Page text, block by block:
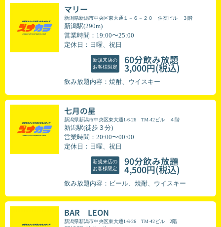
マリー
新潟県新潟市中央区東大通１－６－２０ 住友ビル ３階
新潟駅(290m)
営業時間：19:00〜25:00
定休日：日曜、祝日
新規来店の
お客様限定
60分飲み放題
3,000円(税込)
飲み放題内容：焼酎、ウイスキー
七月の星
新潟県新潟市中央区東大通1-6-26 TM-42ビル ４階
新潟駅(徒歩３分)
営業時間：20:00〜00:00
定休日：日曜、祝日
新規来店の
お客様限定
90分飲み放題
4,500円(税込)
飲み放題内容：ビール、焼酎、ウイスキー
BAR LEON
新潟県新潟市中央区東大通1-6-26 TM-42ビル 2階